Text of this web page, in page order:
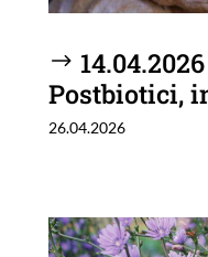
Postbiotici,
26.04.2026